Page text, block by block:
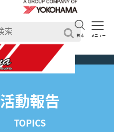
メニュー
検索
活動報告
TOPICS